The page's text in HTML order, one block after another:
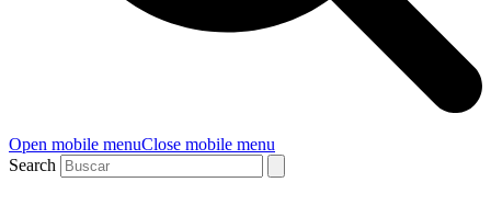
Open mobile menuClose mobile menu
Search